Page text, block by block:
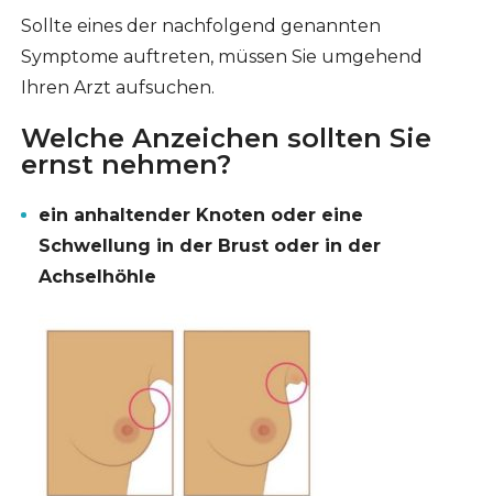
Sollte eines der nachfolgend genannten
Symptome auftreten, müssen Sie umgehend
Ihren Arzt aufsuchen.
Welche Anzeichen sollten Sie
ernst nehmen?
ein anhaltender Knoten oder eine
Schwellung in der Brust oder in der
Achselhöhle